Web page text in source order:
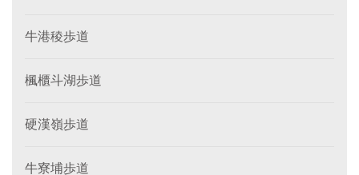
牛港稜歩道
楓櫃斗湖歩道
硬漢嶺歩道
牛寮埔歩道